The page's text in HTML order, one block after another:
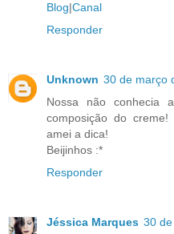
Blog|Canal
Responder
Unknown 30 de março
Nossa não conhecia
composição do
amei a dica!
Beijinhos :*
Responder
Jéssica Marques 30